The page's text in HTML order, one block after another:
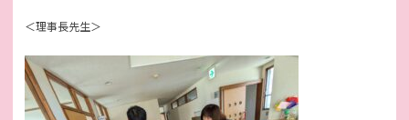
＜理事長先生＞